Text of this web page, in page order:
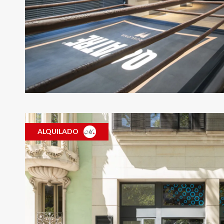
ALQUILADO